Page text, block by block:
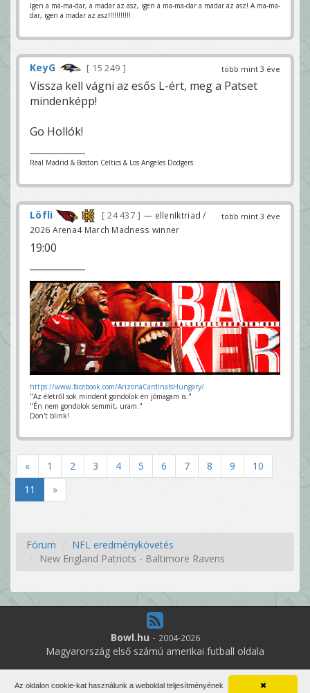
Igen a ma-ma-dar, a madar az asz, igen a ma-ma-dar a madar az asz! A ma-ma-
dar, igen a madar az asz!!!!!!!!!!!
több mint 3 éve
KeyG 15 249
Vissza kell vágni az esős L-ért, meg a Patset
mindenképp!
Go Hollók!
Real Madrid & Boston Celtics & Los Angeles Dodgers
több mint 3 éve
Löfli 24 437
— ellenIktriad /
2026 Arena4 March Madness winner
19:00
https://www.facebook.com/ArizonaCardinalsHungary/
"Az életről sok mindent gondolok én jómagam is."
"Én nem gondolok semmit, uram."
Don't blink!
« 1 2 3 4 5 6 7 8 9
10
11
»
Fórum
NFL eredménykövetés
New England Patriots - Baltimore Ravens
Bowl.hu - 2004-2026
Magyarország első számú amerikai futball oldala
5
online felhasználó
✖
Az oldalon cookie-kat használunk a weboldal teljesítményének